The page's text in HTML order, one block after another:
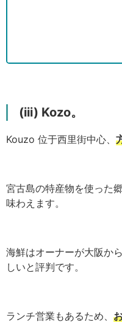
(iii) Kozo。
Kouzo 位于西里街中心、
宮古島の特産物を使った
味わえます。
海鮮はオーナーが大阪か
しいと評判です。
ランチ営業もあるため、